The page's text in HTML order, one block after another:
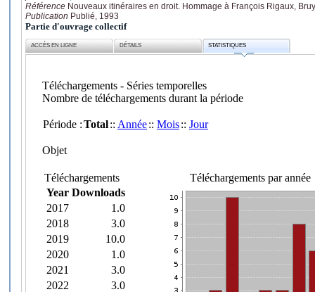
Référence Nouveaux itinéraires en droit. Hommage à François Rigaux,
Publication Publié, 1993
Partie d'ouvrage collectif
ACCÈS EN LIGNE DÉTAILS STATISTIQUES